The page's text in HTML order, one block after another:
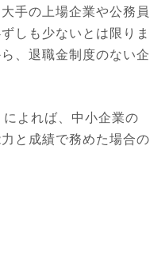
手の上場企業や公務員
しも少ないとは限りま
、退職金制度のない企
よれば、中小企業の
と成績で務めた場合の